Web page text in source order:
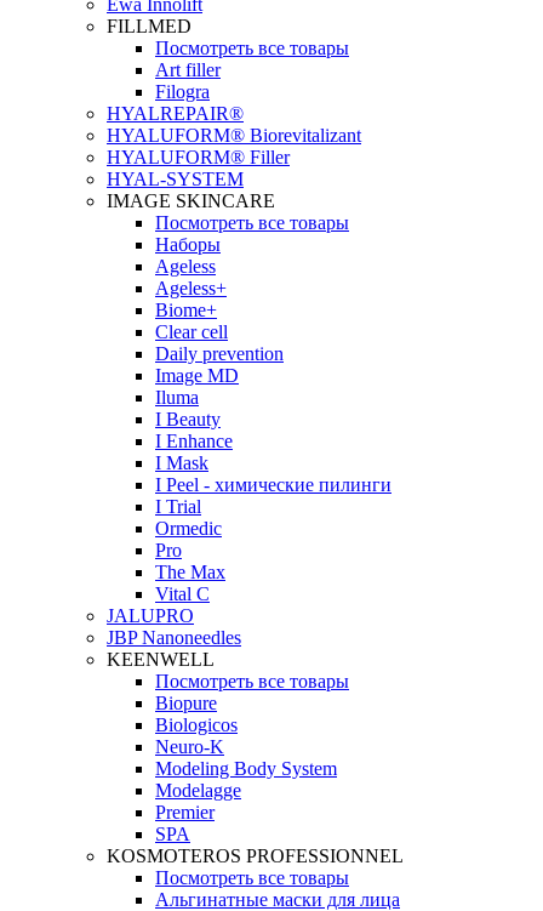
Ewa Innolift
FILLMED
Посмотреть все товары
Art filler
Filogra
НYALREPAIR®
HYALUFORM® Biorevitalizant
HYALUFORM® Filler
HYAL-SYSTEM
IMAGE SKINCARE
Посмотреть все товары
Наборы
Ageless
Ageless+
Biome+
Clear cell
Daily prevention
Image MD
Iluma
I Beauty
I Enhance
I Mask
I Peel - химические пилинги
I Trial
Ormedic
Pro
The Max
Vital C
JALUPRO
JBP Nanoneedles
KEENWELL
Посмотреть все товары
Biopure
Biologicos
Neuro‑K
Modeling Body System
Modelagge
Premier
SPA
KOSMOTEROS PROFESSIONNEL
Посмотреть все товары
Альгинатные маски для лица